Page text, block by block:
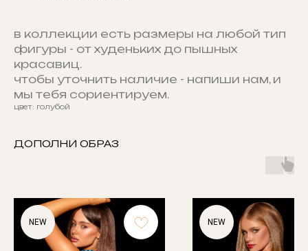
в коллекции есть размеры на любой тип
фигуры - от худеньких до пышных
красавиц.
чтобы уточнить наличие - напиши нам, и
мы тебя сориентируем.
цвет: голубой
ДОПОЛНИ ОБРАЗ
NEW NEW